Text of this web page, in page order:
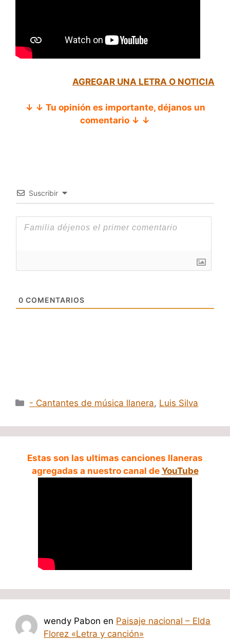
AGREGAR UNA LETRA O NOTICIA
↓ ↓ Tu opinión es importante, déjanos un
comentario ↓ ↓
Suscribir
0 COMENTARIOS
Categorías
- Cantantes de música llanera, Luis Silva
Estas son las ultimas canciones llaneras
agregadas a nuestro canal de YouTube
wendy Pabon en Paisaje nacional – Elda
Florez «Letra y canción»